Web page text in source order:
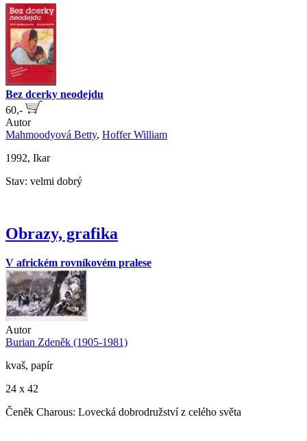
Bez dcerky neodejdu
60,-
Autor
Mahmoodyová Betty, Hoffer William
1992, Ikar
Stav: velmi dobrý
Obrazy, grafika
V africkém rovníkovém pralese
Autor
Burian Zdeněk (1905-1981)
kvaš, papír
24 x 42
Čeněk Charous: Lovecká dobrodružství z celého světa